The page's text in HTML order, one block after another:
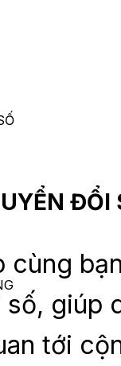
ĐỔI
cùng
giúp
tới